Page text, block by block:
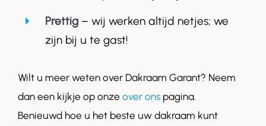
Prettig– wij werken altijd netjes; we
zijn bij u te gast!
Wilt u meer weten over Dakraam Garant? Neem
dan een kijkje op onze over ons pagina.
Benieuwd hoe u het beste uw dakraam kunt